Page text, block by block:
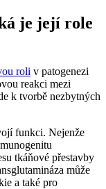
je její role
roli v patogenezi
reakci mezi
k tvorbě nezbytných
funkci. Nejenže
tkáňové přestavby
může
a také pro